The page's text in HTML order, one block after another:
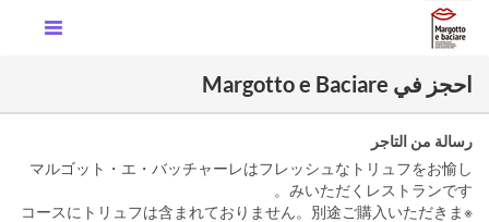
احجز في Margotto e Baciare
رسالة من التاجر
マルゴット・エ・バッチャーレはフレッシュなトリュフをお愉し
みいただくレストランです。
※コースにトリュフは含まれておりません。別途ご購入いただきま